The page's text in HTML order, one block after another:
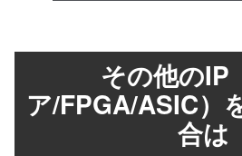
その他のIP
ア/FPGA/ASIC）
合は